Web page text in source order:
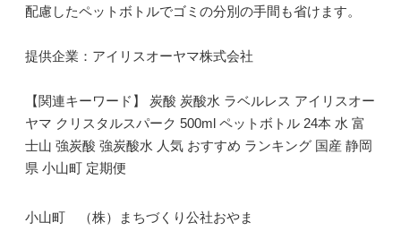
配慮したペットボトルでゴミの分別の手間も省けます。
提供企業：アイリスオーヤマ株式会社
【関連キーワード】 炭酸 炭酸水 ラベルレス アイリスオー
ヤマ クリスタルスパーク 500ml ペットボトル 24本 水 富
士山 強炭酸 強炭酸水 人気 おすすめ ランキング 国産 静岡
県 小山町 定期便
小山町 （株）まちづくり公社おやま